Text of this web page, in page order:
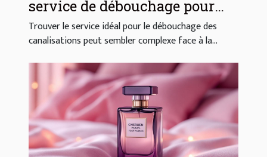
service de débouchage pour
vos canalisations ?
Trouver le service idéal pour le débouchage des
canalisations peut sembler complexe face à la...